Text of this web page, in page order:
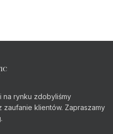
na rynku zdobyliśmy
klientów. Zapraszamy